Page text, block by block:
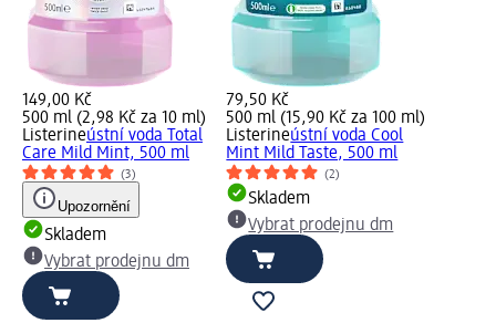
149,00 Kč
500 ml (2,98 Kč za 10 ml)
Listerineústní voda Total
Care Mild Mint, 500 ml
(3)
Upozornění
Skladem
Vybrat prodejnu dm
79,50 Kč
500 ml (15,90 Kč za 100 ml)
Listerineústní voda Cool
Mint Mild Taste, 500 ml
(2)
Skladem
Vybrat prodejnu dm